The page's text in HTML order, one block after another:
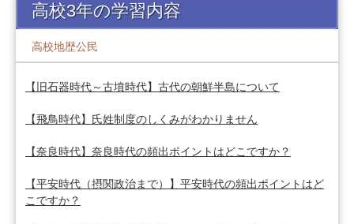
高校3年の学習内容
高校地歴公民
【旧石器時代～古墳時代】古代の朝鮮半島について
【飛鳥時代】氏姓制度のしくみがわかりません
【奈良時代】奈良時代の頻出ポイントはどこですか？
【平安時代（摂関政治まで）】平安時代の頻出ポイントはど
こですか？